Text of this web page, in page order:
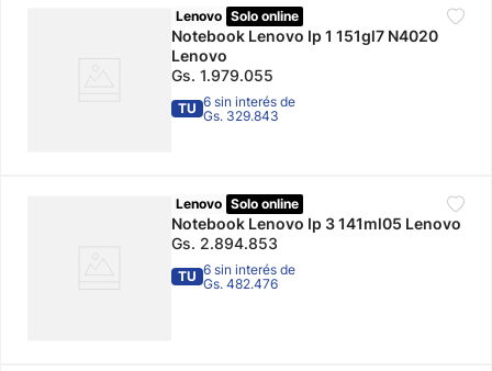
Lenovo Solo online
Notebook Lenovo Ip 1 151gl7 N4020
Lenovo
Gs. 1.979.055
TU 6 sin interés de
Gs. 329.843
Lenovo Solo online
Notebook Lenovo Ip 3 141ml05 Lenovo
Gs. 2.894.853
TU 6 sin interés de
Gs. 482.476